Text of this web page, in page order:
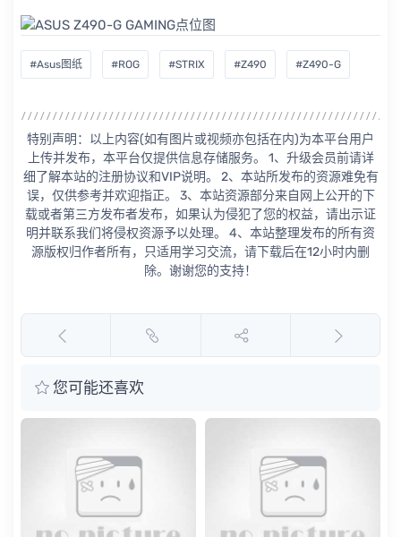
#Asus图纸 #ROG #STRIX #Z490 #Z490-G
特别声明：以上内容(如有图片或视频亦包括在内)为本平台用户
上传并发布，本平台仅提供信息存储服务。 1、升级会员前请详
细了解本站的注册协议和VIP说明。 2、本站所发布的资源难免有
误，仅供参考并欢迎指正。 3、本站资源部分来自网上公开的下
载或者第三方发布者发布，如果认为侵犯了您的权益，请出示证
明并联系我们将侵权资源予以处理。 4、本站整理发布的所有资
源版权归作者所有，只适用学习交流，请下载后在12小时内删
除。谢谢您的支持！
您可能还喜欢